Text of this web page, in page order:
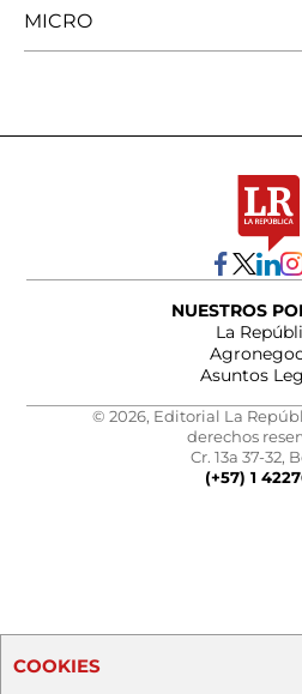
MICRO
NUESTROS
La
Asuntos
© 2026, Editorial La
derechos
Cr. 13a 37-32,
(+57) 1
COOKIES